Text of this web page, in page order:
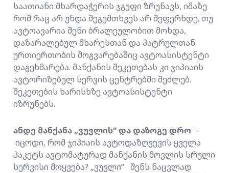
საათიანი მხარდაჭერის ჯგუფი ზრუნავს, იმაზე
რომ რაც არ უნდა შეგემთხვეს არ შეფერხდე. თუ
ავტოავარია შენი ბრალეულობით მოხდა,
დაზარალებულ მხარესთან და პატრულთან
ურთიერთობის მოგვარებაშიც ავტოასისტენტი
დაგეხმარება. მანქანის შეკეთებას კი ჯიპიაის
ავტორიზებულ სერვის ცენტრებში შეძლებ.
შეკეთების ხარისხზე ავტოასისტენტი
იზრუნებს.
ანდე მანქანა „ვუვლის“ და დაზოგე დრო –
იცოდი, რომ ჯიპიაის ავტოდაზღვევის ყველა
პაკეტს ავტომატურად მანქანის მოვლის სრული
სერვისი მოყვება? „ვუვლი“ შენს ნაცვლად